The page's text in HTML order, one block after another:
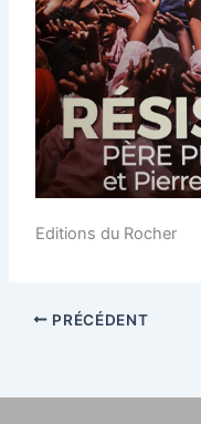
Editions du Rocher
PRÉCÉDENT